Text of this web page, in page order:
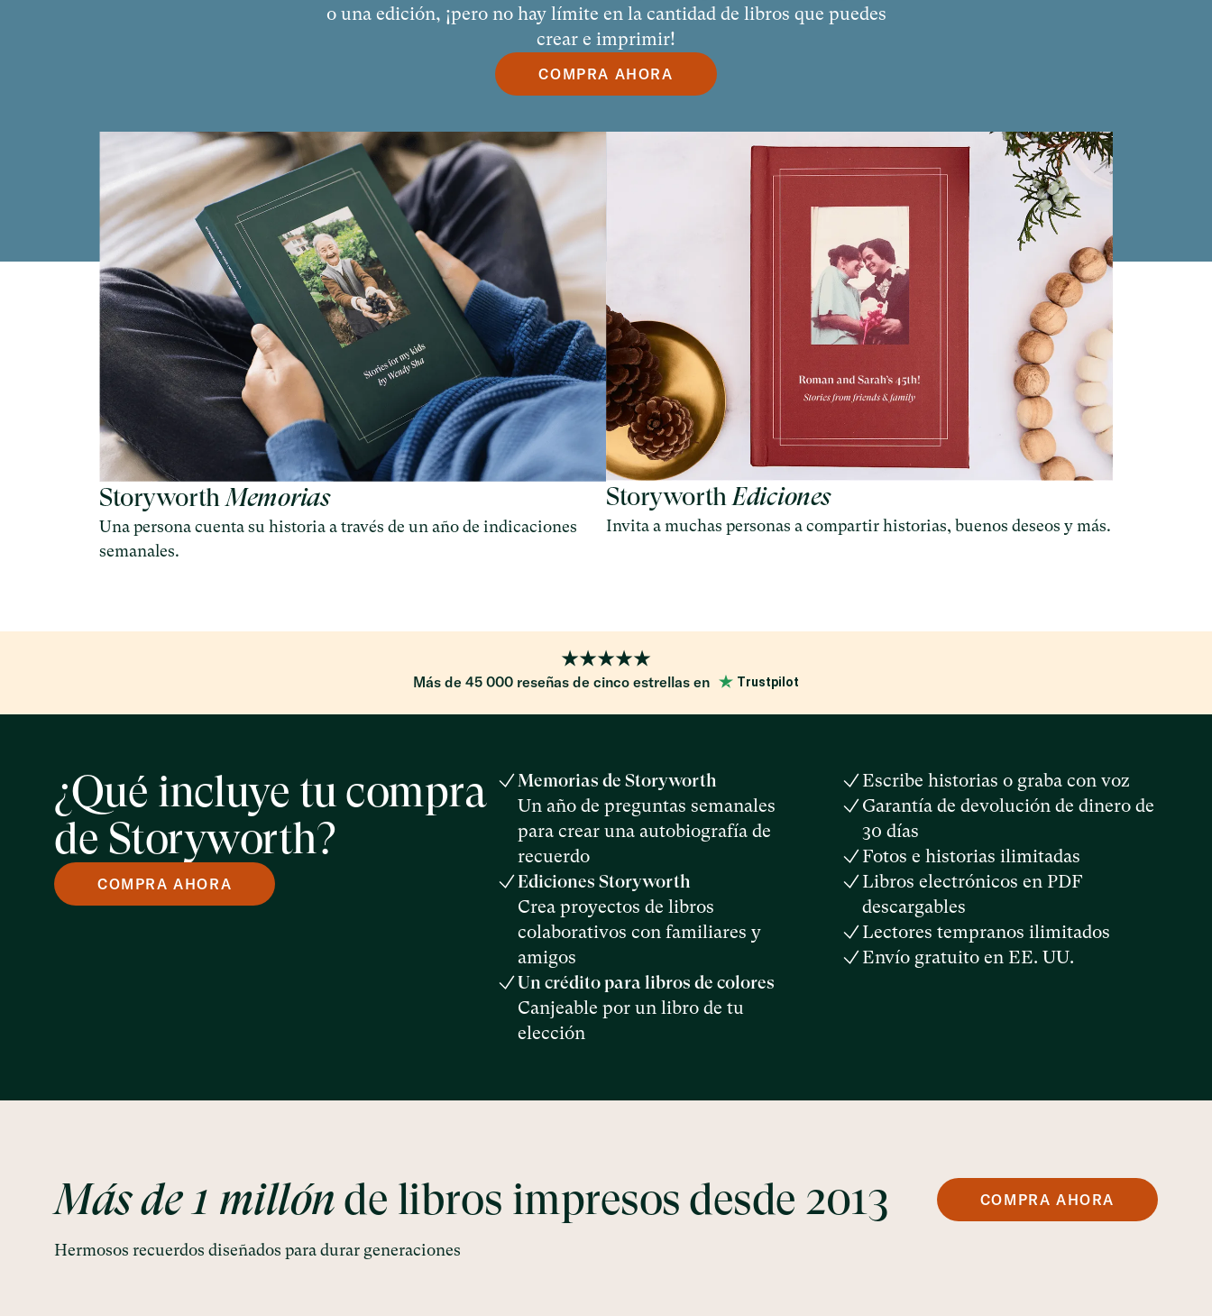
o una edición, ¡pero no hay límite en la cantidad de libros que puedes
crear e imprimir!
COMPRA AHORA
StoryworthMemorias
Una persona cuenta su historia a través de un año de indicaciones
semanales.
StoryworthEdiciones
Invita a muchas personas a compartir historias, buenos deseos y más.
Más de 45 000 reseñas de cinco estrellas en Trustpilot
¿Qué incluye tu compra
de Storyworth?
COMPRA AHORA
Memorias de Storyworth
Un año de preguntas semanales
para crear una autobiografía de
recuerdo
Ediciones Storyworth
Crea proyectos de libros
colaborativos con familiares y
amigos
Un crédito para libros de colores
Canjeable por un libro de tu
elección
Escribe historias o graba con voz
Garantía de devolución de dinero de
30 días
Fotos e historias ilimitadas
Libros electrónicos en PDF
descargables
Lectores tempranos ilimitados
Envío gratuito en EE. UU.
Más de1 millón de libros impresos desde 2013 COMPRA AHORA
Hermosos recuerdos diseñados para durar generaciones